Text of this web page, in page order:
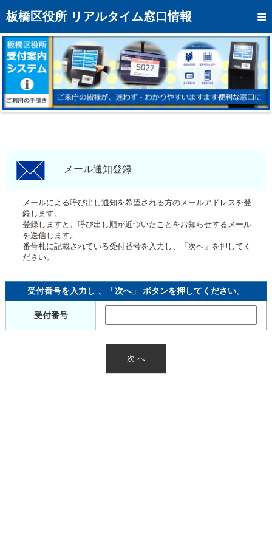
板橋区役所 リアルタイム窓口情報
トップページへ
混雑予想カレンダー
リアルタイム混雑状況
リアルタイム受付番号状況
メール通知登録
モバイルサイト
区役所フロアマップ
メール通知登録
メールによる呼び出し通知を希望される方のメールアドレスを登
録します。
登録しますと、呼び出し順が近づいたことをお知らせするメール
を送信します。
番号札に記載されている受付番号を入力し、「次へ」を押してく
ださい。
受付番号を入力し 、「次へ」 ボタンを押してください。
受付番号